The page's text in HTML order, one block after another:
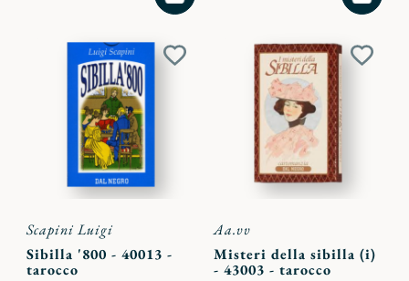
CARRELLO
Aggiungi
Scapini Luigi
Sibilla '800 - 40013 -
tarocco
Aa.vv
Misteri della sibilla (i)
- 43003 - tarocco